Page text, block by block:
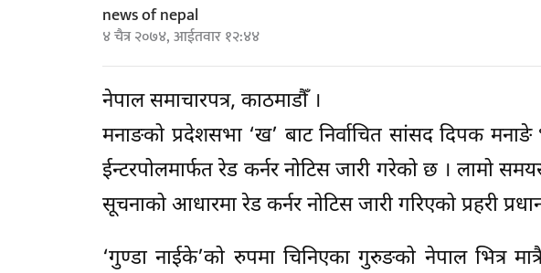
news of nepal
४ चैत्र २०७४, आईतवार १२:४४
नेपाल समाचारपत्र, काठमाडौँ ।
मनाङको प्रदेशसभा ‘ख’ बाट निर्वाचित सांसद दिपक
ईन्टरपोलमार्फत रेड कर्नर नोटिस जारी गरेको छ । लामो
सूचनाको आधारमा रेड कर्नर नोटिस जारी गरिएको प्रहरी
‘गुण्डा नाईके’को रुपमा चिनिएका गुरुङको नेपाल भित्र